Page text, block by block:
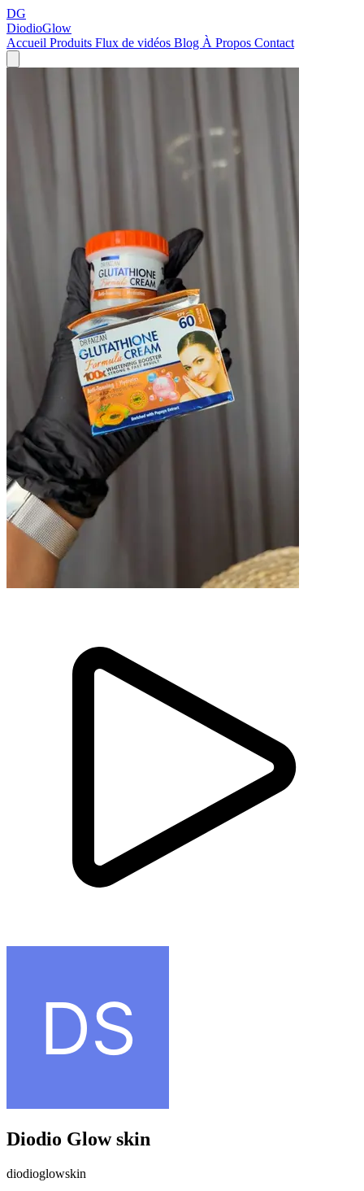
DG
DiodioGlow
Accueil Produits Flux de vidéos Blog À Propos Contact
Diodio Glow skin
diodioglowskin